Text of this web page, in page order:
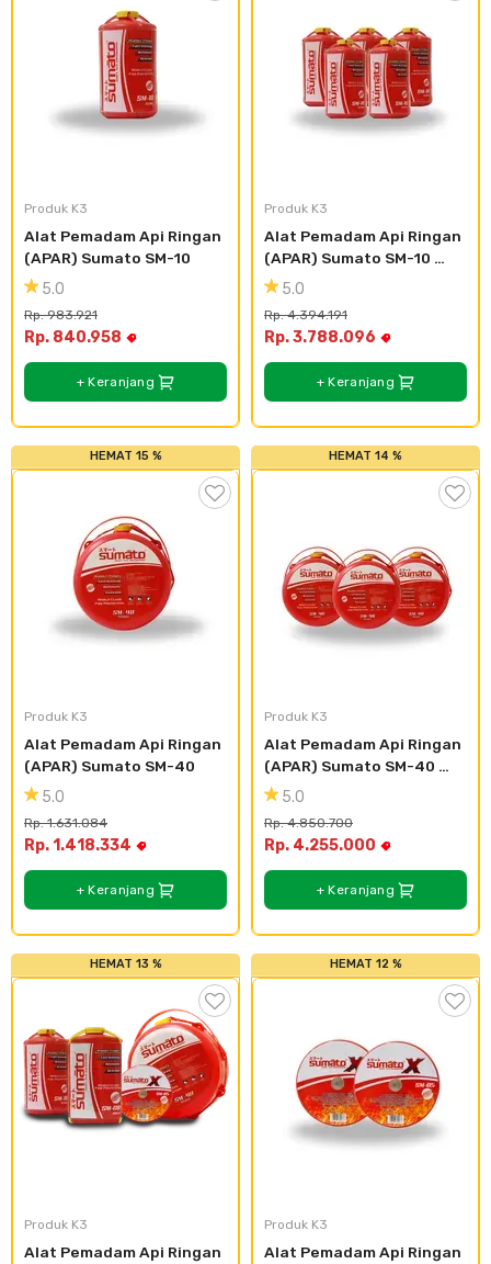
Produk K3
Alat Pemadam Api Ringan
(APAR) Sumato SM-10
5.0
Rp. 983.921
Rp. 840.958
+ Keranjang
Produk K3
Alat Pemadam Api Ringan
(APAR) Sumato SM-10
(5pcs)
5.0
Rp. 4.394.191
Rp. 3.788.096
+ Keranjang
HEMAT 15 %
Produk K3
Alat Pemadam Api Ringan
(APAR) Sumato SM-40
5.0
Rp. 1.631.084
Rp. 1.418.334
+ Keranjang
HEMAT 14 %
Produk K3
Alat Pemadam Api Ringan
(APAR) Sumato SM-40
(3pcs)
5.0
Rp. 4.850.700
Rp. 4.255.000
+ Keranjang
HEMAT 13 %
Produk K3
Alat Pemadam Api Ringan
HEMAT 12 %
Produk K3
Alat Pemadam Api Ringan